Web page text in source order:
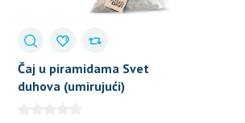
Čaj u piramidama Svet
duhova (umirujući)